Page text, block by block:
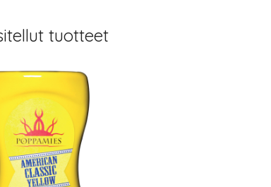
tuotteet